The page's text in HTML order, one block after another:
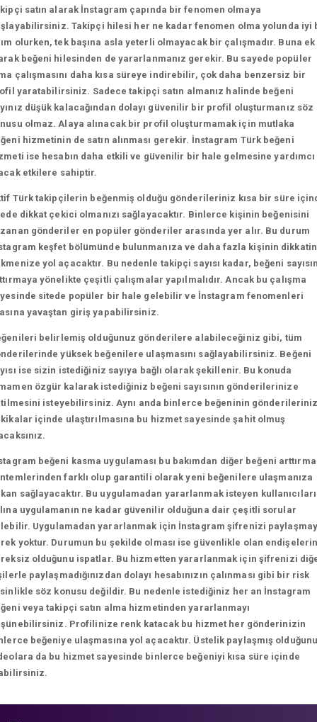
satın alarak İnstagram çapında bir fenomen olmaya
Takipçi hilesi her ne kadar fenomen olma yolunda iyi
olurken, tek başına asla yeterli olmayacak bir çalışmadır. Buna ek
beğeni hilesinden de yararlanmanız gerekir. Bu sayede popüler
çalışmasını daha kısa süreye indirebilir, çok daha benzersiz bir
yaratabilirsiniz. Sadece takipçi satın almanız halinde beğeni
düşük kalacağından dolayı güvenilir bir profil oluşturmanız söz
olmaz. Alaya alınacak bir profil oluşturmamak için mutlaka
hizmetinin de satın alınması gerekir. İnstagram Türk beğeni
ise hesabın daha etkili ve güvenilir bir hale gelmesine yardımcı
etkilere sahiptir.
Türk takipçilerin beğenmiş olduğu gönderileriniz kısa bir süre
dikkat çekici olmanızı sağlayacaktır. Binlerce kişinin beğenisini
gönderiler en popüler gönderiler arasında yer alır. Bu durum
keşfet bölümünde bulunmanıza ve daha fazla kişinin
yol açacaktır. Bu nedenle takipçi sayısı kadar, beğeni
yönelikte çeşitli çalışmalar yapılmalıdır. Ancak bu çalışma
sitede popüler bir hale gelebilir ve İnstagram fenomenleri
yavaştan giriş yapabilirsiniz.
belirlemiş olduğunuz gönderilere alabileceğiniz gibi, tüm
yüksek beğenilere ulaşmasını sağlayabilirsiniz. Beğeni
ise sizin istediğiniz sayıya bağlı olarak şekillenir. Bu konuda
özgür kalarak istediğiniz beğeni sayısının gönderilerinize
isteyebilirsiniz. Aynı anda binlerce beğeninin
içinde ulaştırılmasına bu hizmet sayesinde şahit olmuş
beğeni kasma uygulaması bu bakımdan diğer beğeni arttırma
farklı olup garantili olarak yeni beğenilere ulaşmanıza
sağlayacaktır. Bu uygulamadan yararlanmak isteyen
uygulamanın ne kadar güvenilir olduğuna dair çeşitli sorular
Uygulamadan yararlanmak için İnstagram şifrenizi
yoktur. Durumun bu şekilde olması ise güvenlikle olan
olduğunu ispatlar. Bu hizmetten yararlanmak için şifrenizi
paylaşmadığınızdan dolayı hesabınızın çalınması gibi bir risk
söz konusu değildir. Bu nedenle istediğiniz her an İnstagram
veya takipçi satın alma hizmetinden yararlanmayı
Profilinize renk katacak bu hizmet her gönderinizin
beğeniye ulaşmasına yol açacaktır. Üstelik paylaşmış
da bu hizmet sayesinde binlerce beğeniyi kısa süre içinde